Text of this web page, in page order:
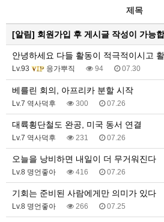
제목
[알림] 회원가입 후 게시글 작성이 가능
안녕하세요 다들 활동이 적극적이시고
Lv.93 응가뿌직 94 07.30
베를린 회의, 아프리카 분할 시작
Lv.7 역사덕후 300 07.26
대륙횡단철도 완공, 미국 동서 연결
Lv.7 역사덕후 231 07.26
오늘을 낭비하면 내일이 더 무거워진다
Lv.8 명언좋아 416 07.26
기회는 준비된 사람에게만 의미가 있다
Lv.8 명언좋아 266 07.25